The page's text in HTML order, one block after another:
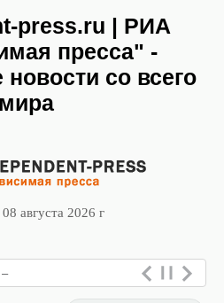
press.ru | РИА
пресса" -
со всего
мира
августа 2026 г
Всероссийская